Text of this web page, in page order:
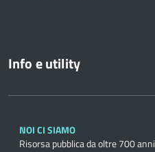
Info e utility
NOI CI SIAMO
Risorsa pubblica da oltre 700 anni